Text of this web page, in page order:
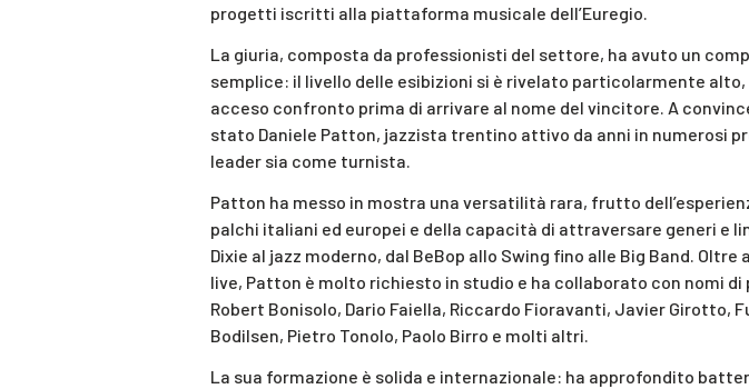
progetti iscritti alla piattaforma musicale dell’Euregio.
La giuria, composta da professionisti del settore, ha avuto un
semplice: il livello delle esibizioni si è rivelato particolarmente alto,
acceso confronto prima di arrivare al nome del vincitore. A
stato Daniele Patton, jazzista trentino attivo da anni in numerosi
leader sia come turnista.
Patton ha messo in mostra una versatilità rara, frutto
palchi italiani ed europei e della capacità di attraversare generi e
Dixie al jazz moderno, dal BeBop allo Swing fino alle Big Band.
live, Patton è molto richiesto in studio e ha collaborato con nomi di
Robert Bonisolo, Dario Faiella, Riccardo Fioravanti, Javier Girotto,
Bodilsen, Pietro Tonolo, Paolo Birro e molti altri.
La sua formazione è solida e internazionale: ha approfondito